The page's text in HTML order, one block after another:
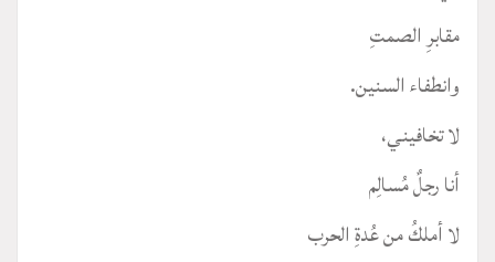
مقابرِ الصمتِ
وانطفاء السنين.
لا تخافيني،
أنا رجلٌ مُسالِم
لا أملكُ من عُدةِ الحرب